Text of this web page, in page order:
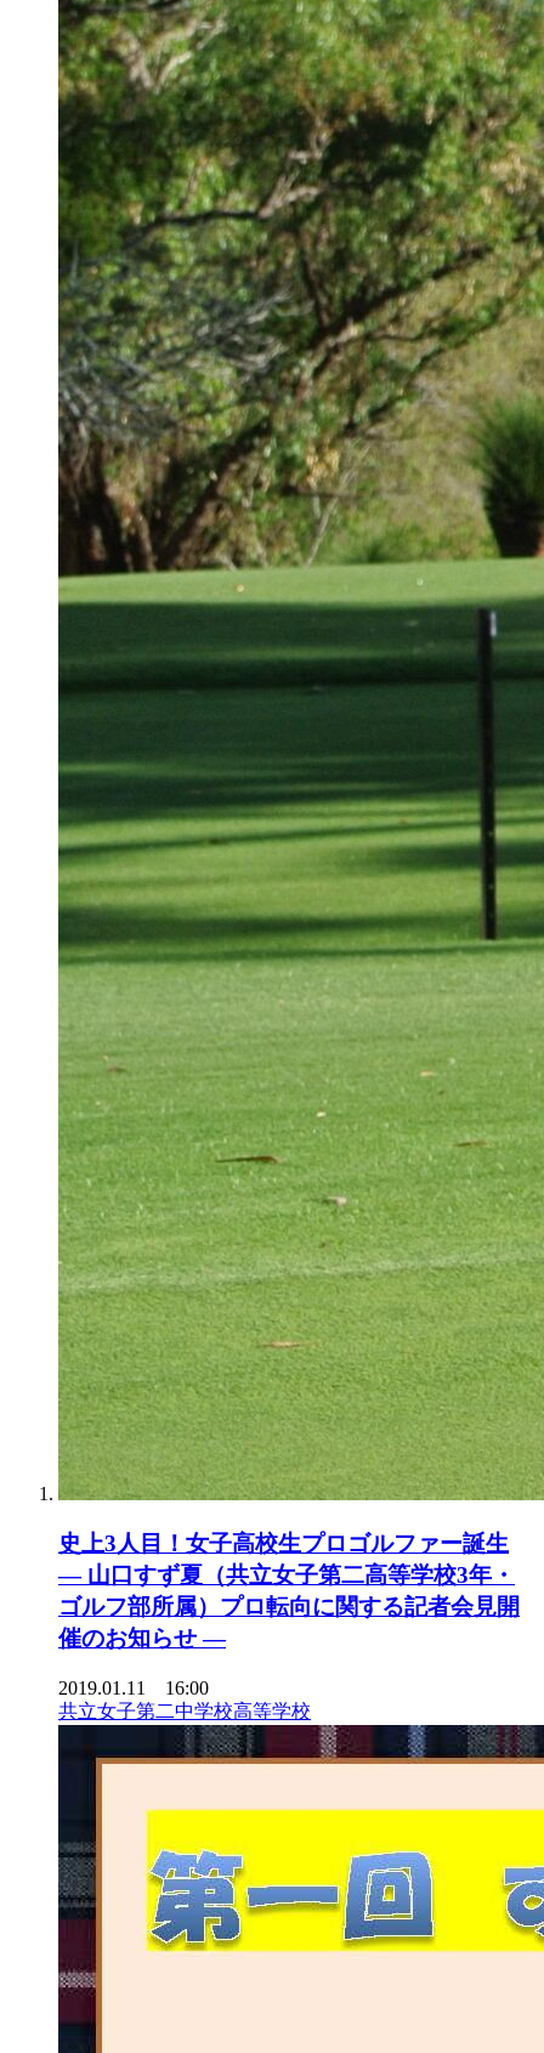
史上3人目！女子高校生プロゴルファー誕生
— 山口すず夏（共立女子第二高等学校3年・
ゴルフ部所属）プロ転向に関する記者会見開
催のお知らせ —
2019.01.11 16:00
共立女子第二中学校高等学校